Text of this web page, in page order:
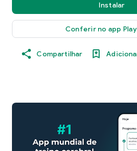
Instalar
Conferir no app
Compartilhar